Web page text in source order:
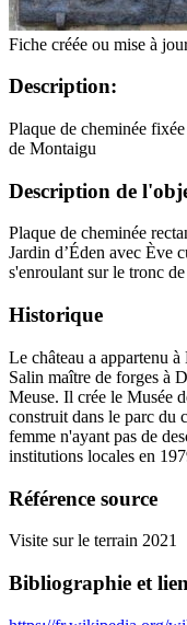
Fiche créée ou mise à
Description:
Plaque de cheminée
de Montaigu
Description de
Plaque de cheminée
Jardin d’Éden avec Ève
s'enroulant sur le tronc
Historique
Le château a appartenu
Salin maître de forges à
Meuse. Il crée le Musée
construit dans le parc du
femme n'ayant pas de
institutions locales en
Référence source
Visite sur le terrain 2021
Bibliographie et